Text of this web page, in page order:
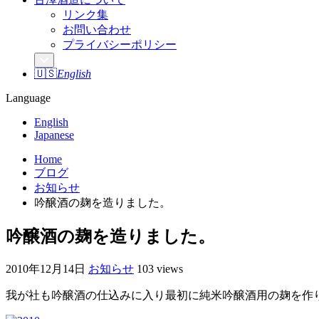
リンク集
お問い合わせ
プライバシーポリシー
🇺🇸English
Language
English
Japanese
Home
ブログ
お知らせ
吟醸酒の麹を造りました。
吟醸酒の麹を造りました。
2010年12月14日 お知らせ 103 views
我が社も吟醸酒の仕込みに入り最初に純米吟醸酒用の麹を作